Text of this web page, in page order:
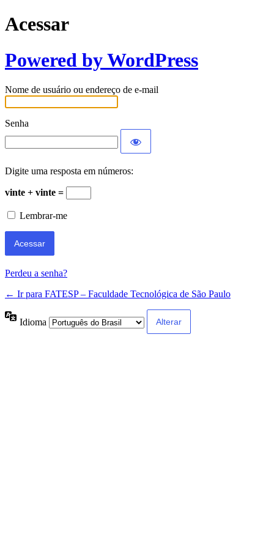
Acessar
Powered by WordPress
Nome de usuário ou endereço de e-mail
Senha
Digite uma resposta em números:
vinte + vinte =
Lembrar-me
Perdeu a senha?
← Ir para FATESP – Faculdade Tecnológica de São Paulo
Idioma